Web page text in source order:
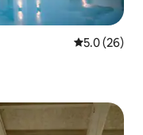
คะแนนเฉลี่ย
5.0 (26)